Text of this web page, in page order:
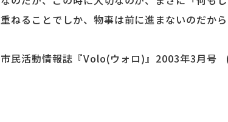
重ねることでしか、物事は前に進まないのだから
市民活動情報誌『Volo(ウォロ)』2003年3月号